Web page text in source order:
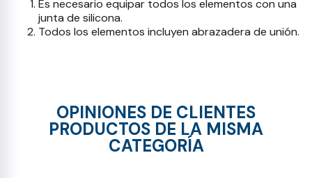
Es necesario equipar todos los elementos con una
junta de silicona.
Todos los elementos incluyen abrazadera de unión.
OPINIONES DE CLIENTES
PRODUCTOS DE LA MISMA
CATEGORÍA